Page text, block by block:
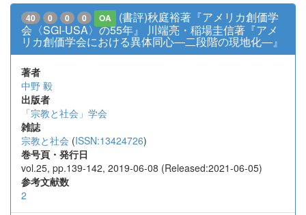
40 0 0 0 OA
(書評)秋庭裕著『アメリカ創価学
会〈SGI-USA〉の55年』 川端亮・稲場圭信著『アメ
リカ創価学会における異体同心―二段階の現地化―』
著者
中野 毅
出版者
「宗教と社会」学会
雑誌
宗教と社会 (ISSN:13424726)
巻号頁・発行日
vol.25, pp.139-142, 2019-06-08 (Released:2021-06-05)
参考文献数
2